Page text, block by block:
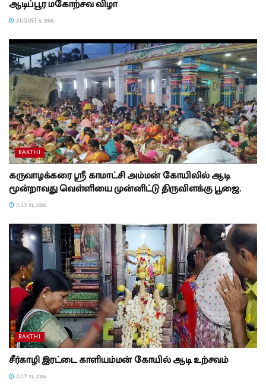
ஆடிப்பூர மகோற்சவ விழா
AUGUST 6, 2026
BAKTHI
கருவாழக்கரை ஸ்ரீ காமாட்சி அம்மன் கோயிலில் ஆடி
மூன்றாவது வெள்ளியை முன்னிட்டு திருவிளக்கு பூஜை.
JULY 31, 2026
BAKTHI
சீர்காழி இரட்டை காளியம்மன் கோயில் ஆடி உற்சவம்
JULY 31, 2026